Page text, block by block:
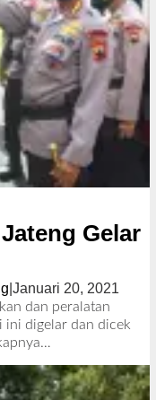
Gelar
Januari 20, 2021
e
e
d
dan peralatan
ini digelar dan dicek